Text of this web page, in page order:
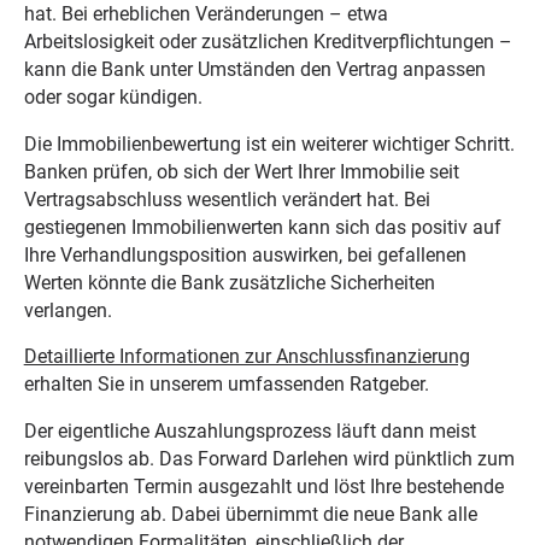
hat. Bei erheblichen Veränderungen – etwa
Arbeitslosigkeit oder zusätzlichen Kreditverpflichtungen –
kann die Bank unter Umständen den Vertrag anpassen
oder sogar kündigen.
Die Immobilienbewertung ist ein weiterer wichtiger Schritt.
Banken prüfen, ob sich der Wert Ihrer Immobilie seit
Vertragsabschluss wesentlich verändert hat. Bei
gestiegenen Immobilienwerten kann sich das positiv auf
Ihre Verhandlungsposition auswirken, bei gefallenen
Werten könnte die Bank zusätzliche Sicherheiten
verlangen.
Detaillierte Informationen zur Anschlussfinanzierung
erhalten Sie in unserem umfassenden Ratgeber.
Der eigentliche Auszahlungsprozess läuft dann meist
reibungslos ab. Das Forward Darlehen wird pünktlich zum
vereinbarten Termin ausgezahlt und löst Ihre bestehende
Finanzierung ab. Dabei übernimmt die neue Bank alle